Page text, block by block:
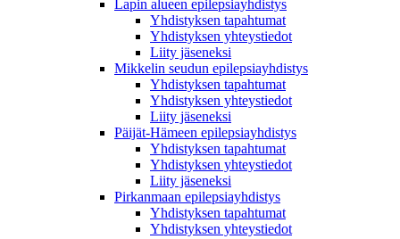
Lapin alueen epilepsiayhdistys
Yhdistyksen tapahtumat
Yhdistyksen yhteystiedot
Liity jäseneksi
Mikkelin seudun epilepsiayhdistys
Yhdistyksen tapahtumat
Yhdistyksen yhteystiedot
Liity jäseneksi
Päijät-Hämeen epilepsiayhdistys
Yhdistyksen tapahtumat
Yhdistyksen yhteystiedot
Liity jäseneksi
Pirkanmaan epilepsiayhdistys
Yhdistyksen tapahtumat
Yhdistyksen yhteystiedot